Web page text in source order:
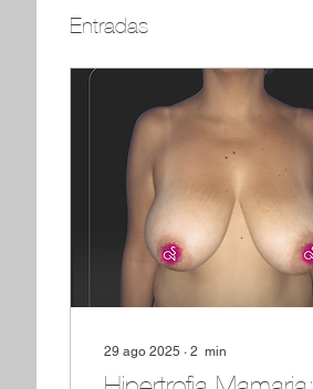
Entradas
29 ago 2025 ∙ 2 min